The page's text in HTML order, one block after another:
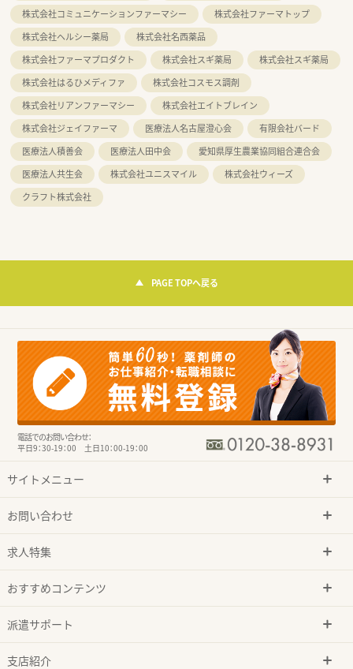
株式会社コミュニケーションファーマシー
株式会社ファーマトップ
株式会社ヘルシー薬局
株式会社名西薬品
株式会社ファーマプロダクト
株式会社スギ薬局
株式会社スギ薬局
株式会社はるひメディファ
株式会社コスモス調剤
株式会社リアンファーマシー
株式会社エイトブレイン
株式会社ジェイファーマ
医療法人名古屋澄心会
有限会社バード
医療法人積善会
医療法人田中会
愛知県厚生農業協同組合連合会
医療法人共生会
株式会社ユニスマイル
株式会社ウィーズ
クラフト株式会社
PAGE TOPへ戻る
電話でのお問い合わせ：
平日9：30-19：00 土日10：00-19：00
サイトメニュー
お問い合わせ
求人特集
おすすめコンテンツ
派遣サポート
支店紹介